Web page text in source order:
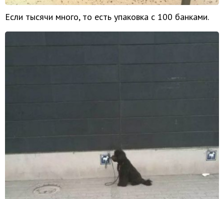
Если тысячи много, то есть упаковка с 100 банками.